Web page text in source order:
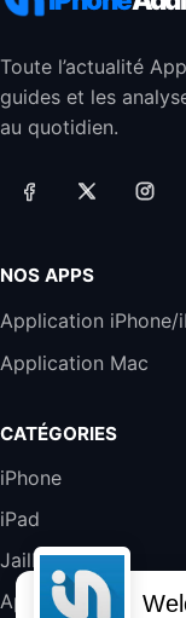
Jabra
Filaire
Harman
289,47€
Blanc
357,4€
Toute l’actualité
guides et les
au quotidien.
NOS APPS
Application iPhone/
Application Mac
CATÉGORIES
iPhone
iPad
Jailbreak
Applications